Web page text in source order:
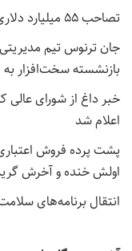
تصاحب ۵۵ میلیارد دلاری الکترونیک آرتز توسط عربستان نهایی شد
جان ترنوس تیم
بازنشسته سخت‌افزار به
خبر داغ از شورای عالی
اعلام شد
پشت پرده فروش
اولش خنده و آخرش
انتقال برنامه‌های